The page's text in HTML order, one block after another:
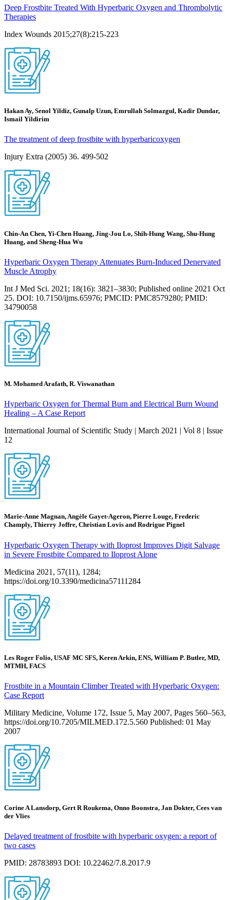
Deep Frostbite Treated With Hyperbaric Oxygen and Thrombolytic
Therapies
Index Wounds 2015;27(8):215-223
Hakan Ay, Senol Yildiz, Gunalp Uzun, Emrullah Solmazgul, Kadir Dundar,
Ismail Yildirim
The treatment of deep frostbite with hyperbaricoxygen
Injury Extra (2005) 36. 499-502
Chin-An Chen, Yi-Chen Huang, Jing-Jou Lo, Shih-Hung Wang, Shu-Hung
Huang, and Sheng-Hua Wu
Hyperbaric Oxygen Therapy Attenuates Burn-Induced Denervated
Muscle Atrophy
Int J Med Sci. 2021; 18(16): 3821–3830; Published online 2021 Oct
25. DOI: 10.7150/ijms.65976; PMCID: PMC8579280; PMID:
34790058
M. Mohamed Arafath, R. Viswanathan
Hyperbaric Oxygen for Thermal Burn and Electrical Burn Wound
Healing – A Case Report
International Journal of Scientific Study | March 2021 | Vol 8 | Issue
12
Marie-Anne Magnan, Angèle Gayet-Ageron, Pierre Louge, Frederic
Champly, Thierry Joffre, Christian Lovis and Rodrigue Pignel
Hyperbaric Oxygen Therapy with Iloprost Improves Digit Salvage
in Severe Frostbite Compared to Iloprost Alone
Medicina 2021, 57(11), 1284;
https://doi.org/10.3390/medicina57111284
Les Roger Folio, USAF MC SFS, Keren Arkin, ENS, William P. Butler, MD,
MTMH, FACS
Frostbite in a Mountain Climber Treated with Hyperbaric Oxygen:
Case Report
Military Medicine, Volume 172, Issue 5, May 2007, Pages 560–563,
https://doi.org/10.7205/MILMED.172.5.560 Published: 01 May
2007
Corine A Lansdorp, Gert R Roukema, Onno Boonstra, Jan Dokter, Cees van
der Vlies
Delayed treatment of frostbite with hyperbaric oxygen: a report of
two cases
PMID: 28783893 DOI: 10.22462/7.8.2017.9